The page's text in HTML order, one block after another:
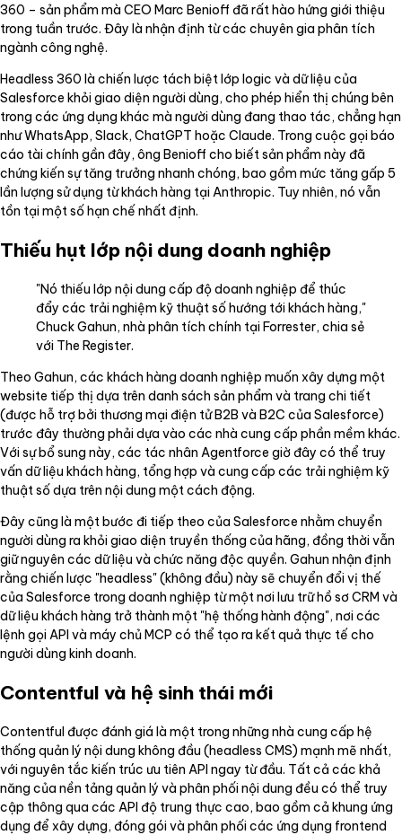
360 – sản phẩm mà CEO Marc Benioff đã rất hào hứng giới thiệu
trong tuần trước. Đây là nhận định từ các chuyên gia phân tích
ngành công nghệ.
Headless 360 là chiến lược tách biệt lớp logic và dữ liệu của
Salesforce khỏi giao diện người dùng, cho phép hiển thị chúng bên
trong các ứng dụng khác mà người dùng đang thao tác, chẳng hạn
như WhatsApp, Slack, ChatGPT hoặc Claude. Trong cuộc gọi báo
cáo tài chính gần đây, ông Benioff cho biết sản phẩm này đã
chứng kiến sự tăng trưởng nhanh chóng, bao gồm mức tăng gấp 5
lần lượng sử dụng từ khách hàng tại Anthropic. Tuy nhiên, nó vẫn
tồn tại một số hạn chế nhất định.
Thiếu hụt lớp nội dung doanh nghiệp
"Nó thiếu lớp nội dung cấp độ doanh nghiệp để thúc
đẩy các trải nghiệm kỹ thuật số hướng tới khách hàng,"
Chuck Gahun, nhà phân tích chính tại Forrester, chia sẻ
với The Register.
Theo Gahun, các khách hàng doanh nghiệp muốn xây dựng một
website tiếp thị dựa trên danh sách sản phẩm và trang chi tiết
(được hỗ trợ bởi thương mại điện tử B2B và B2C của Salesforce)
trước đây thường phải dựa vào các nhà cung cấp phần mềm khác.
Với sự bổ sung này, các tác nhân Agentforce giờ đây có thể truy
vấn dữ liệu khách hàng, tổng hợp và cung cấp các trải nghiệm kỹ
thuật số dựa trên nội dung một cách động.
Đây cũng là một bước đi tiếp theo của Salesforce nhằm chuyển
người dùng ra khỏi giao diện truyền thống của hãng, đồng thời vẫn
giữ nguyên các dữ liệu và chức năng độc quyền. Gahun nhận định
rằng chiến lược "headless" (không đầu) này sẽ chuyển đổi vị thế
của Salesforce trong doanh nghiệp từ một nơi lưu trữ hồ sơ CRM và
dữ liệu khách hàng trở thành một "hệ thống hành động", nơi các
lệnh gọi API và máy chủ MCP có thể tạo ra kết quả thực tế cho
người dùng kinh doanh.
Contentful và hệ sinh thái mới
Contentful được đánh giá là một trong những nhà cung cấp hệ
thống quản lý nội dung không đầu (headless CMS) mạnh mẽ nhất,
với nguyên tắc kiến trúc ưu tiên API ngay từ đầu. Tất cả các khả
năng của nền tảng quản lý và phân phối nội dung đều có thể truy
cập thông qua các API độ trung thực cao, bao gồm cả khung ứng
dụng để xây dựng, đóng gói và phân phối các ứng dụng frontend